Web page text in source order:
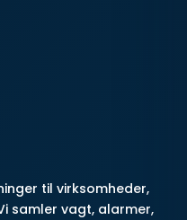
til virksomheder,
samler vagt, alarmer,